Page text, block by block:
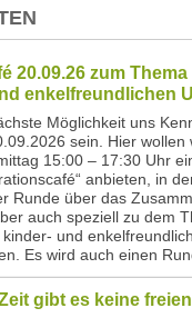
20.09.26 zum
enkelfreundlichen
Möglichkeit uns
sein. Hier wollen
15:00 – 17:30 Uhr
anbieten, in
Runde über das
auch speziell zu dem
und
Es wird auch einen
gibt es keine